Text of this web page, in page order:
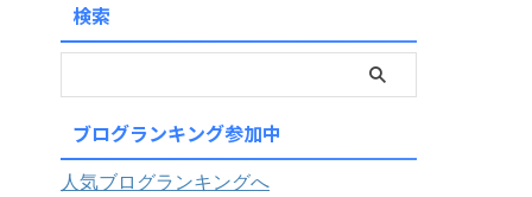
検索
ブログランキング参加中
人気ブログランキングへ